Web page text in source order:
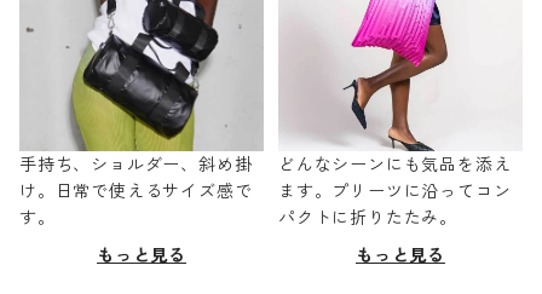
手持ち、ショルダー、斜め掛
け。日常で使えるサイズ感で
す。
もっと見る
どんなシーンにも気品を添え
ます。プリーツに沿ってコン
パクトに折りたたみ。
もっと見る